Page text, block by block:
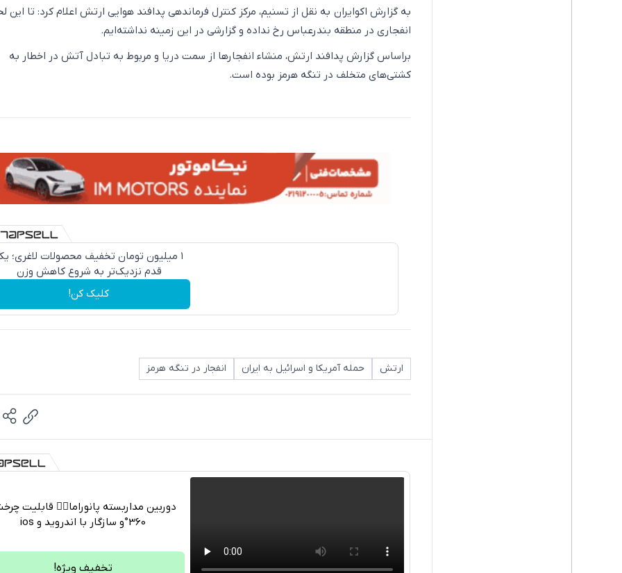
به گزارش اکوایران به نقل از تسنیم، مرکز کنترل فرماندهی پدافند هوایی ارتش اعلام کرد: تا این
انفجاری در منطقه بندرعباس رخ نداده و گزارشی در این زمینه نداشته‌ایم.
براساس گزارش پدافند ارتش، منشاء انفجارها از سمت دریا و مربوط به تبادل آتش در اخطار به
کشتی‌های متخلف در تنگه هرمز بوده است.
۱ میلیون تومان تخفیف محصولات لاغری؛
قدم نزدیک‌تر به شروع کاهش وزن
کلیک کن!
ارتش حمله آمریکا و اسرائیل به ایران انفجار در تنگه هرمز
تلگرام
دوربین مداربسته پانوراما👈🏻 قابلیت
360°و سازگار با اندروید و ios
تخفیف ویژه!